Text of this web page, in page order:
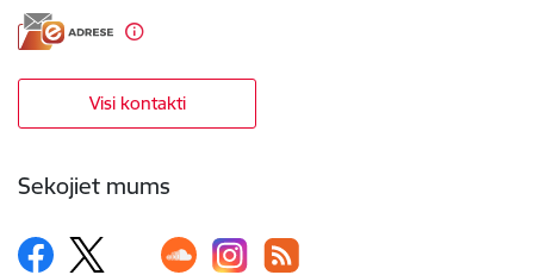
Visi kontakti
Sekojiet mums